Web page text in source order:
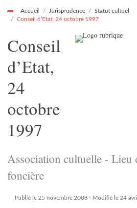
Accueil Jurisprudence
Statut cultuel
Conseil d’Etat, 24 octobre 1997
Conseil
d’Etat,
24
octobre
1997
Association cultuelle - Lieu
foncière
Publié le 25 novembre 2008- Modifié le 24